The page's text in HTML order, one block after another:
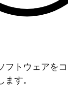
フトウェアを
す。